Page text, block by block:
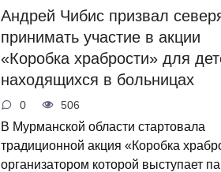
Андрей Чибис призвал
принимать участие в акции
«Коробка храбрости» для
находящихся в больницах
0 506
В Мурманской области стартовала
традиционной акция «Коробка
организатором которой выступает